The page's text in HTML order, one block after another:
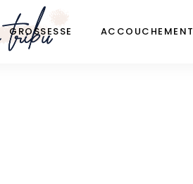
GROSSESSE ACCOUCHEMENT